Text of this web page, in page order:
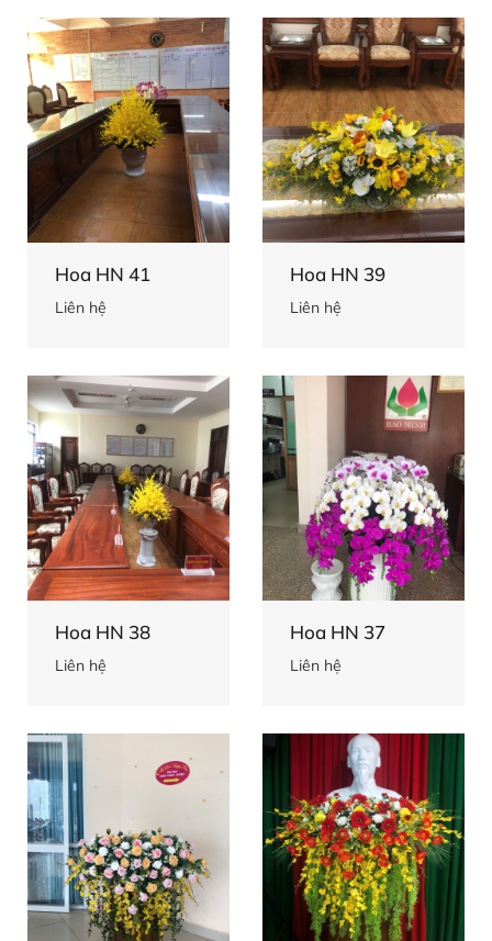
Hoa HN 41
Liên hệ
Hoa HN 39
Liên hệ
Hoa HN 38
Liên hệ
Hoa HN 37
Liên hệ